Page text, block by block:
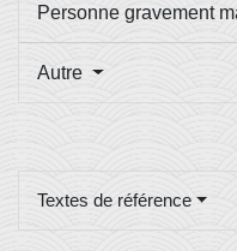
Personne gravement
Autre
Textes de référence